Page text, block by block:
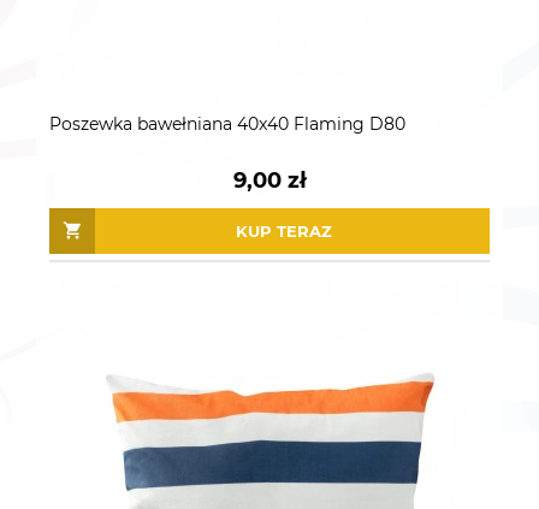
Poszewka bawełniana 40x40 Flaming D80
9,00 zł
KUP TERAZ